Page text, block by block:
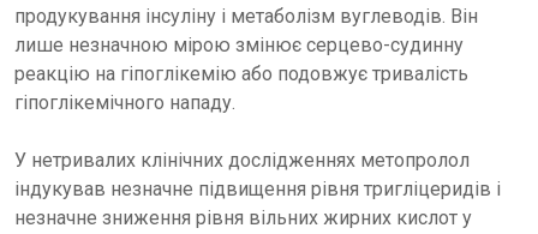
продукування інсуліну і метаболізм вуглеводів. Він
лише незначною мірою змінює серцево-судинну
реакцію на гіпоглікемію або подовжує тривалість
гіпоглікемічного нападу.
У нетривалих клінічних дослідженнях метопролол
індукував незначне підвищення рівня тригліцеридів і
незначне зниження рівня вільних жирних кислот у